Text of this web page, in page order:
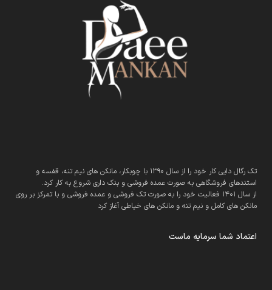
تک رگال دایی کار خود را از سال 1390 با چوبکار، مانکن های نیم تنه، قفسه و
استندهای فروشگاهی به صورت عمده فروشی و بنک داری شروع به کار کرد.
از سال 1401 فعالیت خود را به صورت تک فروشی و عمده فروشی و با تمرکز بر روی
مانکن های کامل و نیم تنه و مانکن های خیاطی آغاز کرد
اعتماد شما سرمایه ماست